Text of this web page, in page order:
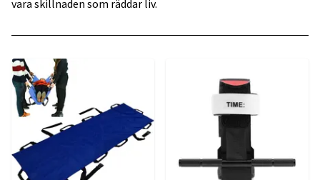
vara skillnaden som räddar liv.